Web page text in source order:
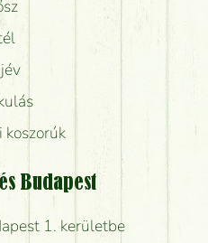
Budapest
1. kerületbe